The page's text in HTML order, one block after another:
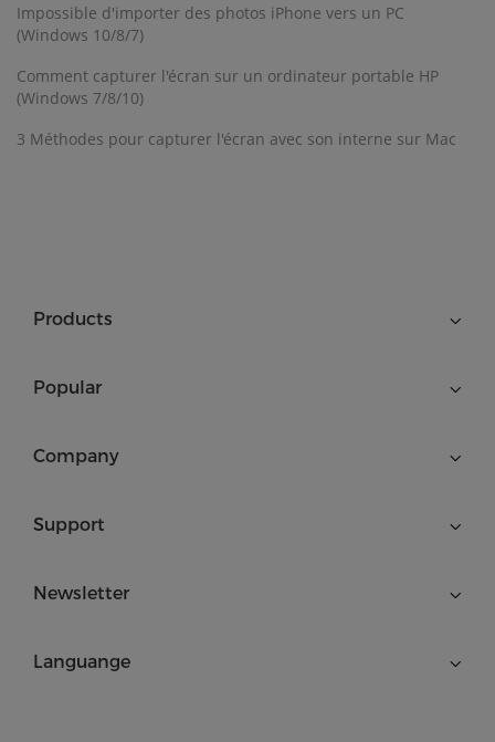
Impossible d'importer des photos iPhone vers un PC
(Windows 10/8/7)
Comment capturer l'écran sur un ordinateur portable HP
(Windows 7/8/10)
3 Méthodes pour capturer l'écran avec son interne sur Mac
Products
Popular
Company
Support
Newsletter
Languange